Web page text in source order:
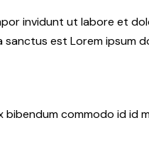
invidunt ut labore et
est Lorem ipsum
commodo id id